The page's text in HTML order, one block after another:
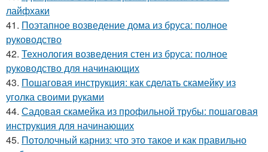
лайфхаки
41. Поэтапное возведение дома из бруса: полное
руководство
42. Технология возведения стен из бруса: полное
руководство для начинающих
43. Пошаговая инструкция: как сделать скамейку из
уголка своими руками
44. Садовая скамейка из профильной трубы: пошаговая
инструкция для начинающих
45. Потолочный карниз: что это такое и как правильно